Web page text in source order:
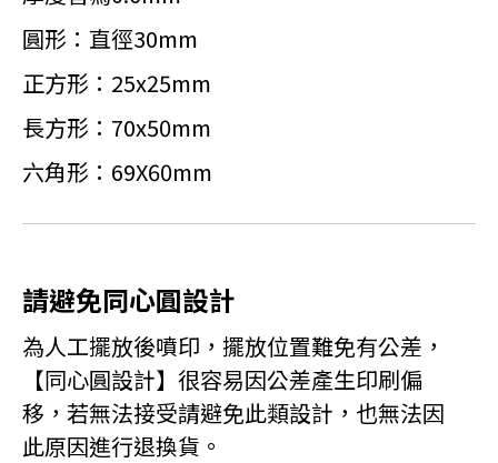
圓形：直徑30mm
正方形：25x25mm
長方形：70x50mm
六角形：69X60mm
請避免同心圓設計
為人工擺放後噴印，擺放位置難免有公差 ，
【同心圓設計】很容易因公差產生印刷偏
移，若無法接受請避免此類設計，也無法因
此原因進行退換貨。